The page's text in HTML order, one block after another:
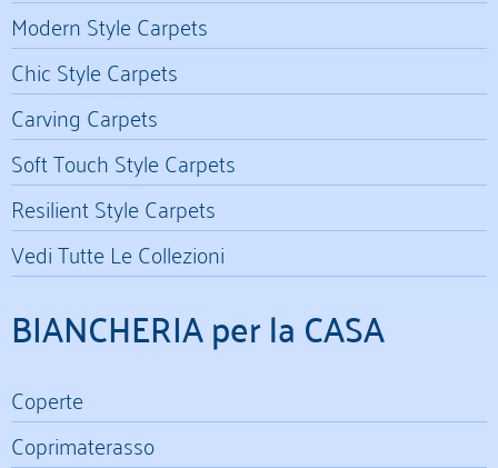
Modern Style Carpets
Chic Style Carpets
Carving Carpets
Soft Touch Style Carpets
Resilient Style Carpets
Vedi Tutte Le Collezioni
BIANCHERIA per la CASA
Coperte
Coprimaterasso